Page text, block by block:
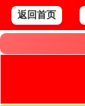
返回首页